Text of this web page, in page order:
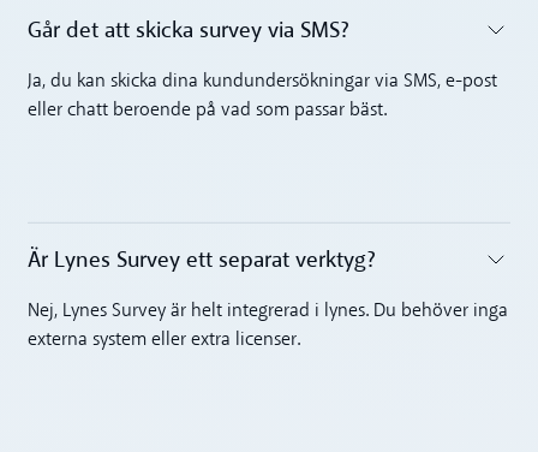
Toggle accordion
Går det att skicka survey via SMS?‍
Ja, du kan skicka dina kundundersökningar via SMS, e-post
eller chatt beroende på vad som passar bäst.
Toggle accordion
Är Lynes Survey ett separat verktyg?‍
Nej, Lynes Survey är helt integrerad i lynes. Du behöver inga
externa system eller extra licenser.